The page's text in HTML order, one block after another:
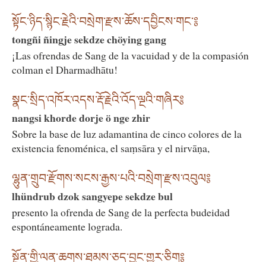
སྟོང་ཉིད་སྙིང་རྗེའི་བསྲེག་རྫས་ཆོས་དབྱིངས་གང༌༔
tongñi ñingje sekdze chöying gang
¡Las ofrendas de Sang de la vacuidad y de la compasión
colman el Dharmadhātu!
སྣང་སྲིད་འཁོར་འདས་རྡོ་རྗེའི་འོད་ལྔའི་གཞིར༔
nangsi khorde dorje ö nge zhir
Sobre la base de luz adamantina de cinco colores de la
existencia fenoménica, el saṃsāra y el nirvāṇa,
ལྷུན་གྲུབ་རྫོགས་སངས་རྒྱས་པའི་བསྲེག་རྫས་འབུལ༔
lhündrub dzok sangyepe sekdze bul
presento la ofrenda de Sang de la perfecta budeidad
espontáneamente lograda.
སྔོན་གྱི་ལན་ཆགས་ཐམས་ཅད་བྱང་གྱུར་ཅིག༔